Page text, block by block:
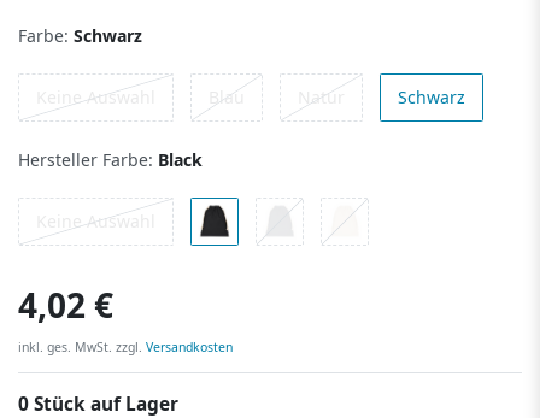
Farbe: Schwarz
Keine Auswahl Blau Natur Schwarz
Hersteller Farbe: Black
Keine Auswahl
4,02 €
inkl. ges. MwSt. zzgl. Versandkosten
0 Stück auf Lager